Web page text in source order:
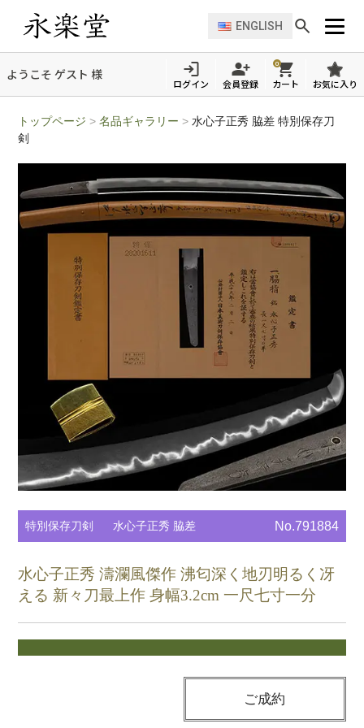
ENGLISH
ようこそ ゲスト 様
ログイン 会員登録
0
カート お気に入り
トップページ >名品ギャラリー >水心子正秀 脇差 特別保存刀
剣
特別保存刀剣 水心子正秀 脇差 No.791884
水心子正秀 濤瀾風傑作 沸匂深く地刃明るく冴
える 新々刀最上作 身幅3.2cm 一尺七寸一分
ご成約